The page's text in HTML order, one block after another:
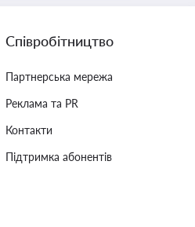
Співробітництво
Партнерська мережа
Реклама та PR
Контакти
Підтримка абонентів